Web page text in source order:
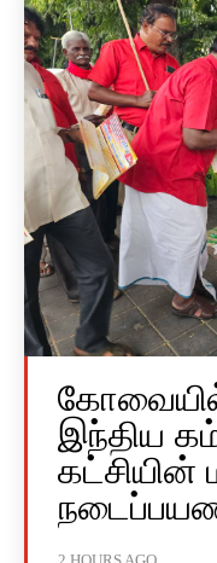
இந்திய
கட்சியின்